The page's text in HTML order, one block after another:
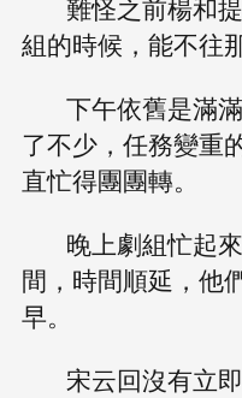
難怪之前楊和
組的時候，能不往
下午依舊是滿
了不少，任務變重
直忙得團團轉。
晚上劇組忙起
間，時間順延，他
早。
宋云回沒有立即